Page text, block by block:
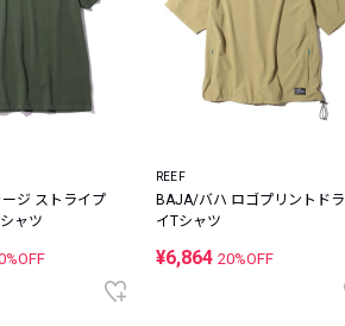
ジ ストライプ
ャツ
REEF
BAJA/バハ ロゴプリントドラ
イTシャツ
¥6,864 20%OFF